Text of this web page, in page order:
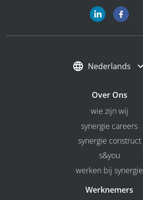
Nederlands
Over Ons
wie zijn wij
synergie careers
synergie construct
s&you
werken bij synergie
Werknemers